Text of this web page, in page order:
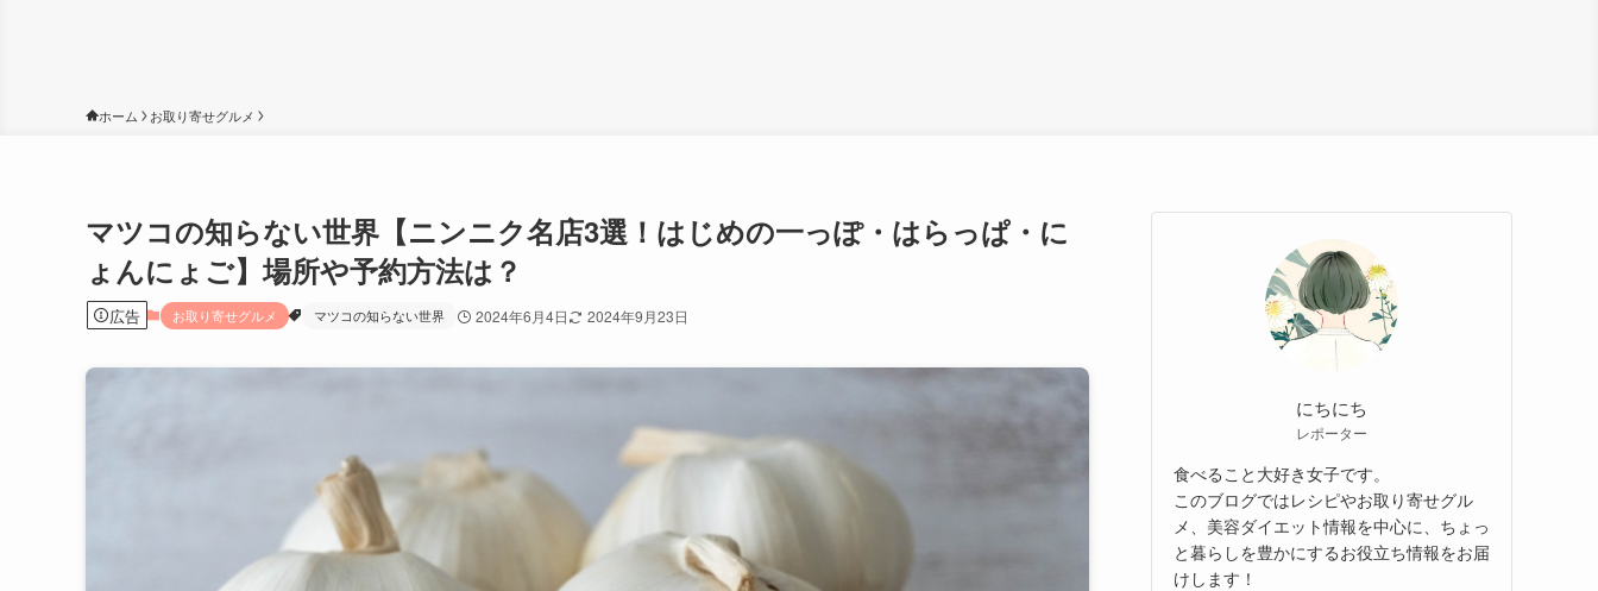
ホーム お取り寄せグルメ
マツコの知らない世界【ニンニク名店3選！はじめの一っぽ・はらっぱ・に
ょんにょご】場所や予約方法は？
広告 お取り寄せグルメ マツコの知らない世界 2024年6月4日 2024年9月23日
にちにち
レポーター
食べること大好き女子です。
このブログではレシピやお取り寄せグル
メ、美容ダイエット情報を中心に、ちょっ
と暮らしを豊かにするお役立ち情報をお届
けします！